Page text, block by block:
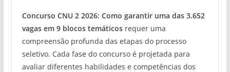
Concurso CNU 2 2026: Como garantir uma das 3.652
vagas em 9 blocos temáticosrequer uma
compreensão profunda das etapas do processo
seletivo. Cada fase do concurso é projetada para
avaliar diferentes habilidades e competências dos